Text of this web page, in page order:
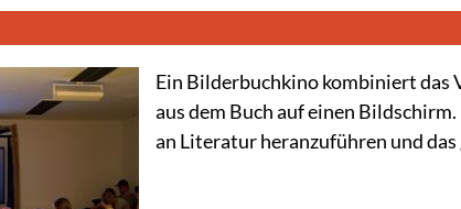
Ein Bilderbuchkino kombiniert das
aus dem Buch auf einen
an Literatur heranzuführen und